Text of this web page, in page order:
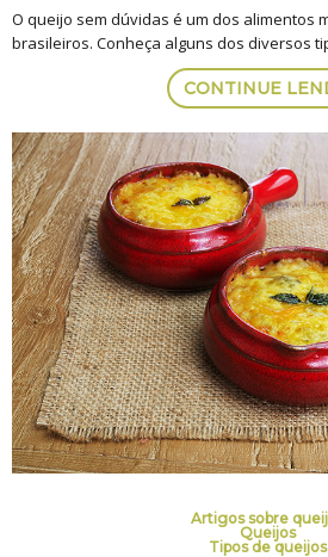
O queijo sem dúvidas é um dos alimentos
brasileiros. Conheça alguns dos diversos
CONTINUE
Artigos sobre
Queijos
Tipos de queijos